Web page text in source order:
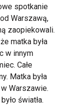
spotkanie
Warszawą,
zaopiekowali.
matka była
w innym
Całe
Matka była
Warszawie.
światła.